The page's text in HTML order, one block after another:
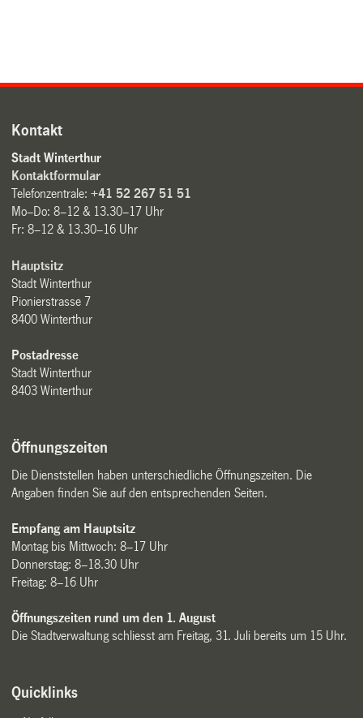
Kontakt
Stadt Winterthur
Kontaktformular
Telefonzentrale:+41 52 267 51 51
Mo–Do: 8–12 & 13.30–17 Uhr
Fr: 8–12 & 13.30–16 Uhr
Hauptsitz
Stadt Winterthur
Pionierstrasse 7
8400 Winterthur
Postadresse
Stadt Winterthur
8403 Winterthur
Öffnungszeiten
Die Dienststellen haben unterschiedliche Öffnungszeiten. Die
Angaben finden Sie auf den entsprechenden Seiten.
Empfang am Hauptsitz
Montag bis Mittwoch: 8–17 Uhr
Donnerstag: 8–18.30 Uhr
Freitag: 8–16 Uhr
Öffnungszeiten rund um den 1. August
Die Stadtverwaltung schliesst am Freitag, 31. Juli bereits um 15 Uhr.
Quicklinks